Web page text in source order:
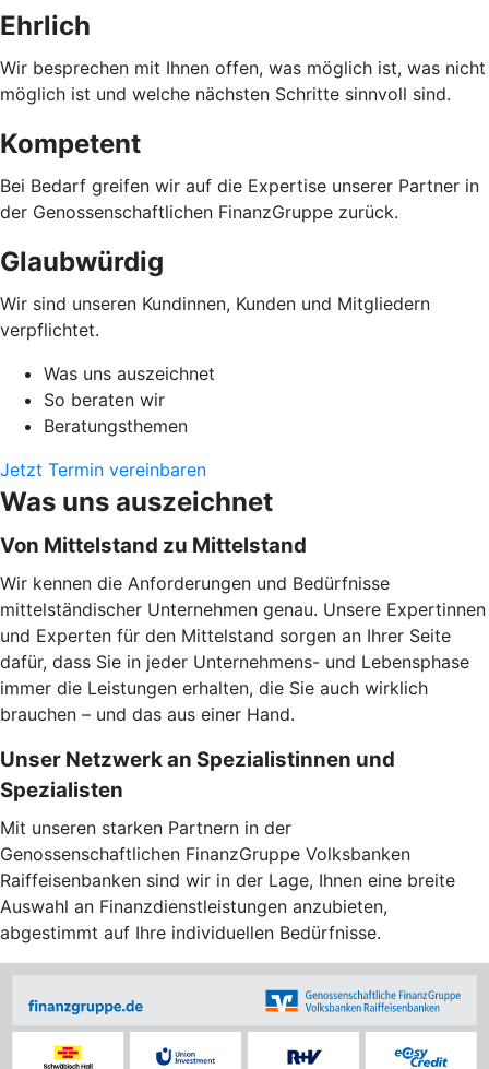
Ehrlich
Wir besprechen mit Ihnen offen, was möglich ist, was nicht
möglich ist und welche nächsten Schritte sinnvoll sind.
Kompetent
Bei Bedarf greifen wir auf die Expertise unserer Partner in
der Genossenschaftlichen FinanzGruppe zurück.
Glaubwürdig
Wir sind unseren Kundinnen, Kunden und Mitgliedern
verpflichtet.
Was uns auszeichnet
So beraten wir
Beratungsthemen
Jetzt Termin vereinbaren
Was uns auszeichnet
Von Mittelstand zu Mittelstand
Wir kennen die Anforderungen und Bedürfnisse
mittelständischer Unternehmen genau. Unsere Expertinnen
und Experten für den Mittelstand sorgen an Ihrer Seite
dafür, dass Sie in jeder Unternehmens- und Lebensphase
immer die Leistungen erhalten, die Sie auch wirklich
brauchen – und das aus einer Hand.
Unser Netzwerk an Spezialistinnen und
Spezialisten
Mit unseren starken Partnern in der
Genossenschaftlichen FinanzGruppe Volksbanken
Raiffeisenbanken sind wir in der Lage, Ihnen eine breite
Auswahl an Finanzdienstleistungen anzubieten,
abgestimmt auf Ihre individuellen Bedürfnisse.